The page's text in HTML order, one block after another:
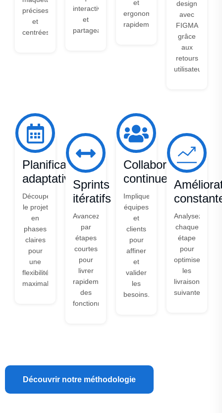
précises
et
centrées.
interactives
et
partageables.
et
ergonomiques
rapidement.
design
avec
FIGMA
grâce
aux
retours
utilisateurs.
Planification
adaptative
Découpez
le projet
en
phases
claires
pour
une
flexibilité
maximale.
Sprints
itératifs
Avancez
par
étapes
courtes
pour
livrer
rapidement
des
fonctionnalités.
Collaboration
continue
Impliquez
équipes
et
clients
pour
affiner
et
valider
les
besoins.
Analysez
chaque
étape
pour
optimiser
les
livraisons
suivantes.
Découvrir notre méthodologie